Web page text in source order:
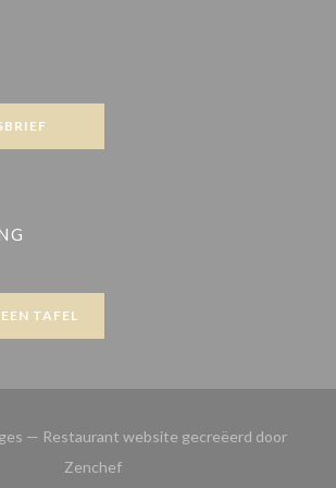
TAFEL
— Restaurant website gecreëerd door
Zenchef((opent in een nieuw venster))